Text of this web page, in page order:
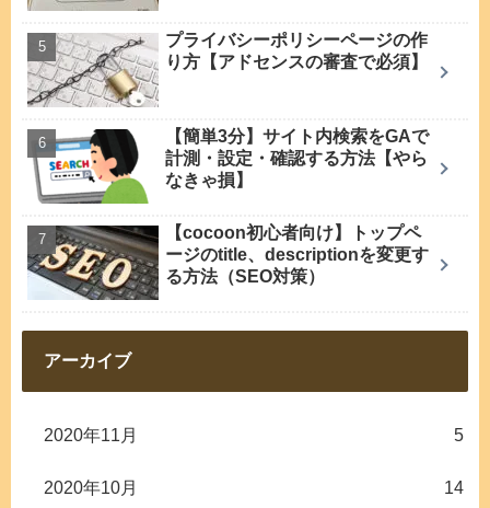
プライバシーポリシーページの作
り方【アドセンスの審査で必須】
【簡単3分】サイト内検索をGAで
計測・設定・確認する方法【やら
なきゃ損】
【cocoon初心者向け】トップペ
ージのtitle、descriptionを変更す
る方法（SEO対策）
アーカイブ
2020年11月 5
2020年10月 14